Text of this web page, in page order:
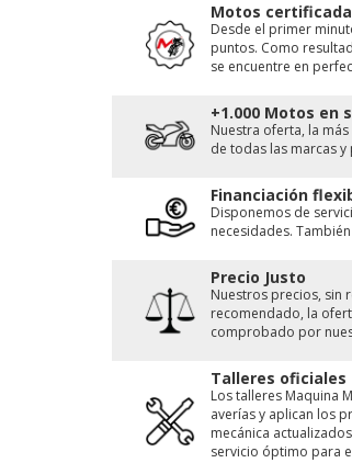
Motos
Desde el primer
puntos. Como
se encuentre en
+1.000 Motos en
Nuestra oferta, la
de todas las marcas
Financiación
Disponemos de
necesidades.
Precio Justo
Nuestros precios, sin
recomendado, la
comprobado por
Talleres oficiales
Los talleres Maquina
averías y aplican los
mecánica
servicio óptimo para